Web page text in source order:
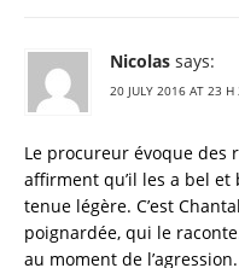
Nicolas says:
20 JULY 2016 AT 23
Le procureur évoque des
affirment qu’il les a bel
tenue légère. C’est
poignardée, qui le
au moment de